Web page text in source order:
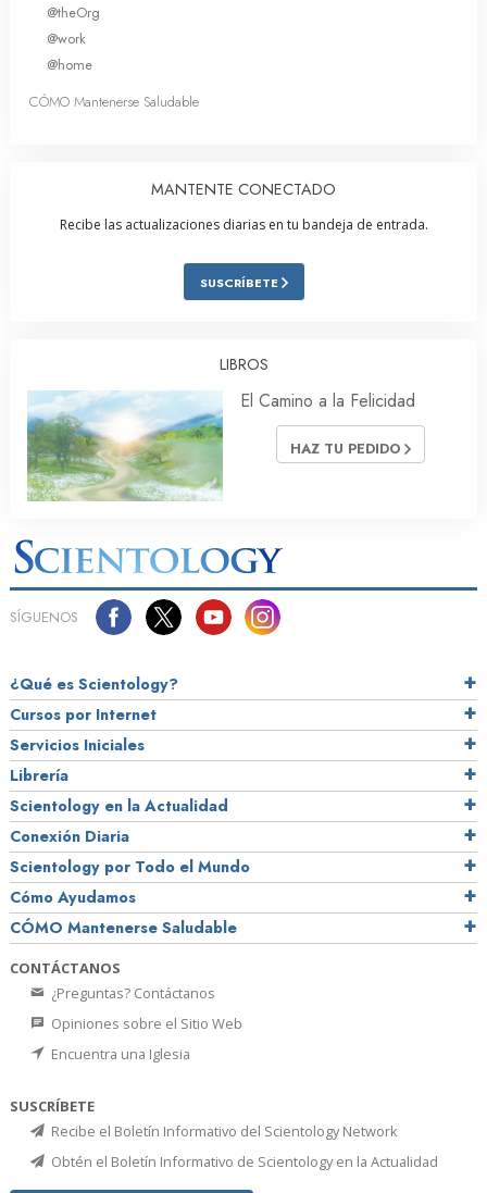
@theOrg
@work
@home
CÓMO Mantenerse Saludable
MANTENTE CONECTADO
Recibe las actualizaciones diarias en tu bandeja de entrada.
SUSCRÍBETE
LIBROS
El Camino a la Felicidad
HAZ TU PEDIDO
SÍGUENOS
¿Qué es Scientology?
Cursos por Internet
Servicios Iniciales
Librería
Scientology en la Actualidad
Conexión Diaria
Scientology por Todo el Mundo
Cómo Ayudamos
CÓMO Mantenerse Saludable
CONTÁCTANOS
¿Preguntas? Contáctanos
Opiniones sobre el Sitio Web
Encuentra una Iglesia
SUSCRÍBETE
Recibe el Boletín Informativo del Scientology Network
Obtén el Boletín Informativo de Scientology en la Actualidad